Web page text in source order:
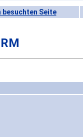
besuchten Seite
RM